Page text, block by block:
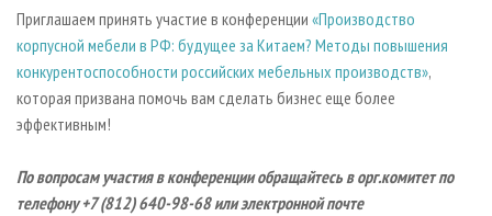
Приглашаем принять участие в конференции «Производство
корпусной мебели в РФ: будущее за Китаем? Методы повышения
конкурентоспособности российских мебельных производств»,
которая призвана помочь вам сделать бизнес еще более
эффективным!
По вопросам участия в конференции обращайтесь в орг.комитет по
телефону +7 (812) 640-98-68 или электронной почте